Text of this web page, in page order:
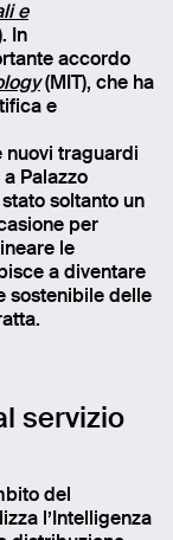
e
In
accordo
(MIT), che ha
e
nuovi traguardi
Palazzo
soltanto un
per
le
a diventare
sostenibile delle
servizio
del
l’Intelligenza